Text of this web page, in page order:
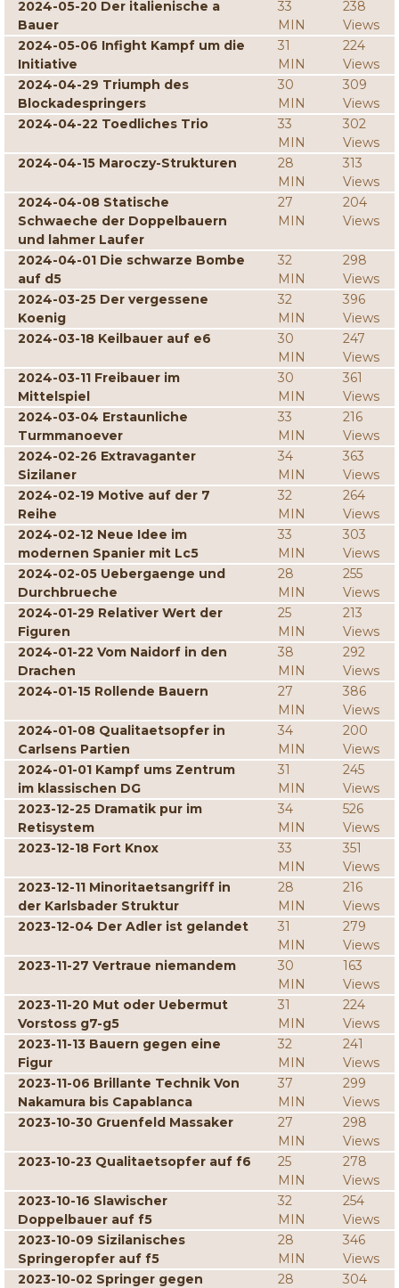
2024-05-20 Der italienische a
Bauer
33
MIN
238
Views
2024-05-06 Infight Kampf um die
Initiative
31
MIN
224
Views
2024-04-29 Triumph des
Blockadespringers
30
MIN
309
Views
2024-04-22 Toedliches Trio
33
MIN
302
Views
2024-04-15 Maroczy-Strukturen
28
MIN
313
Views
2024-04-08 Statische
Schwaeche der Doppelbauern
und lahmer Laufer
27
MIN
204
Views
2024-04-01 Die schwarze Bombe
auf d5
32
MIN
298
Views
2024-03-25 Der vergessene
Koenig
32
MIN
396
Views
2024-03-18 Keilbauer auf e6
30
MIN
247
Views
2024-03-11 Freibauer im
Mittelspiel
30
MIN
361
Views
2024-03-04 Erstaunliche
Turmmanoever
33
MIN
216
Views
2024-02-26 Extravaganter
Sizilaner
34
MIN
363
Views
2024-02-19 Motive auf der 7
Reihe
32
MIN
264
Views
2024-02-12 Neue Idee im
modernen Spanier mit Lc5
33
MIN
303
Views
2024-02-05 Uebergaenge und
Durchbrueche
28
MIN
255
Views
2024-01-29 Relativer Wert der
Figuren
25
MIN
213
Views
2024-01-22 Vom Naidorf in den
Drachen
38
MIN
292
Views
2024-01-15 Rollende Bauern
27
MIN
386
Views
2024-01-08 Qualitaetsopfer in
Carlsens Partien
34
MIN
200
Views
2024-01-01 Kampf ums Zentrum
im klassischen DG
31
MIN
245
Views
2023-12-25 Dramatik pur im
Retisystem
34
MIN
526
Views
2023-12-18 Fort Knox
33
MIN
351
Views
2023-12-11 Minoritaetsangriff in
der Karlsbader Struktur
28
MIN
216
Views
2023-12-04 Der Adler ist gelandet
31
MIN
279
Views
2023-11-27 Vertraue niemandem
30
MIN
163
Views
2023-11-20 Mut oder Uebermut
Vorstoss g7-g5
31
MIN
224
Views
2023-11-13 Bauern gegen eine
Figur
32
MIN
241
Views
2023-11-06 Brillante Technik Von
Nakamura bis Capablanca
37
MIN
299
Views
2023-10-30 Gruenfeld Massaker
27
MIN
298
Views
2023-10-23 Qualitaetsopfer auf f6
25
MIN
278
Views
2023-10-16 Slawischer
Doppelbauer auf f5
32
MIN
254
Views
2023-10-09 Sizilanisches
Springeropfer auf f5
28
MIN
346
Views
2023-10-02 Springer gegen
28
304